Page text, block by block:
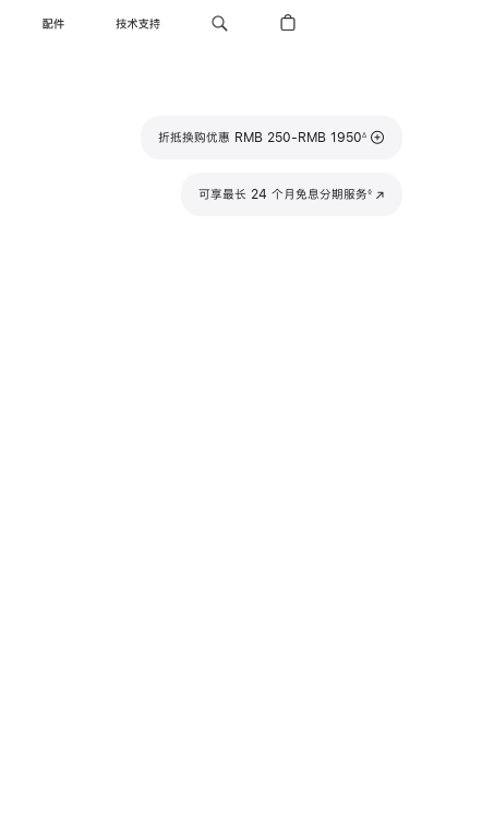
配件 技术支持
折抵换购优惠 RMB 250-RMB 1950注
∆
可享最长 24 个月免息分期服务注
◊
(在